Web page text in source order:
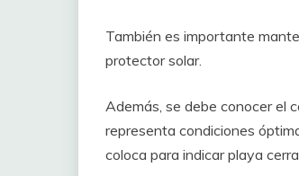
También es importante
protector solar.
Además, se debe conocer el
representa condiciones
coloca para indicar playa